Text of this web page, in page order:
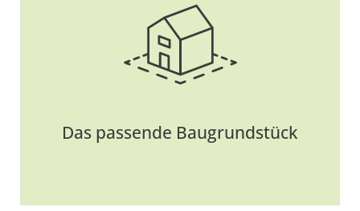
Das passende Baugrundstück
Ein Traumhaus steht und fällt mit dem
passenden Grundstück. Mit Hilfe unserer
umfangreichen Datenbank und regionalen
Vernetzung haben wir Zugang zu exklusiven